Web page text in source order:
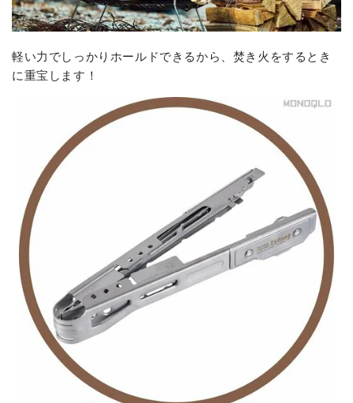
軽い力でしっかりホールドできるから、焚き火をするとき
に重宝します！